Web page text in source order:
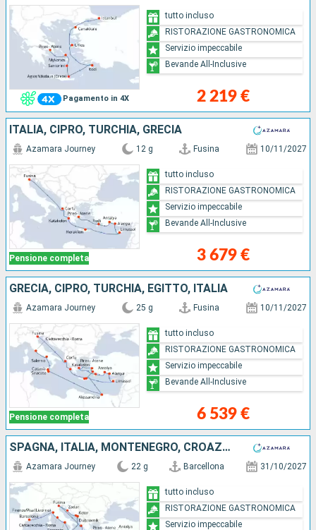
Pagamento in 4X 2 219 €
tutto incluso
RISTORAZIONE GASTRONOMICA
Servizio impeccabile
Bevande All-Inclusive
ITALIA, CIPRO, TURCHIA, GRECIA
Pensione completa
Azamara Journey 12 g Fusina 10/11/2027
3 679 €
tutto incluso
RISTORAZIONE GASTRONOMICA
Servizio impeccabile
Bevande All-Inclusive
GRECIA, CIPRO, TURCHIA, EGITTO, ITALIA
Pensione completa
Azamara Journey 25 g Fusina 10/11/2027
6 539 €
tutto incluso
RISTORAZIONE GASTRONOMICA
Servizio impeccabile
Bevande All-Inclusive
SPAGNA, ITALIA, MONTENEGRO, CROAZIA, CIPRO, TURCHIA, GRECIA
Azamara Journey 22 g Barcellona 31/10/2027
tutto incluso
RISTORAZIONE GASTRONOMICA
Servizio impeccabile